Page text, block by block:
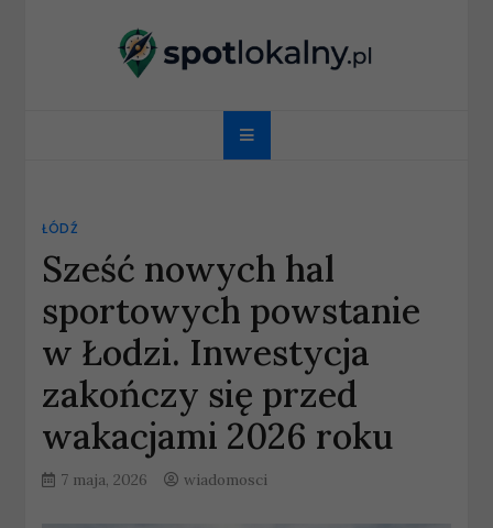
spotlokalny.pl
ŁÓDŹ
Sześć nowych hal
sportowych powstanie
w Łodzi. Inwestycja
zakończy się przed
wakacjami 2026 roku
7 maja, 2026 wiadomosci